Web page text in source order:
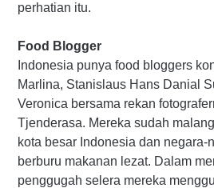
perhatian itu.
Food Blogger
Indonesia punya food bloggers
Marlina, Stanislaus Hans Danial
Veronica bersama rekan
Tjenderasa. Mereka sudah
kota besar Indonesia dan negara-
berburu makanan lezat. Dalam
penggugah selera mereka